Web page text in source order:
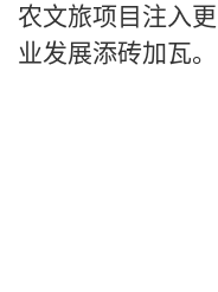
农文旅项目注入
业发展添砖加瓦。